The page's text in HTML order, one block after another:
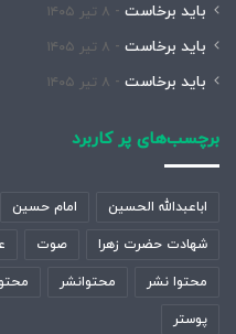
باید برخاست ۸ تیر ۱۴۰۵
باید برخاست ۸ تیر ۱۴۰۵
باید برخاست ۸ تیر ۱۴۰۵
برچسب‌های پر کاربرد
اباعبدالله الحسین امام حسین
شهادت حضرت زهرا صوت
محتوا نشر محتوانشر
پوستر